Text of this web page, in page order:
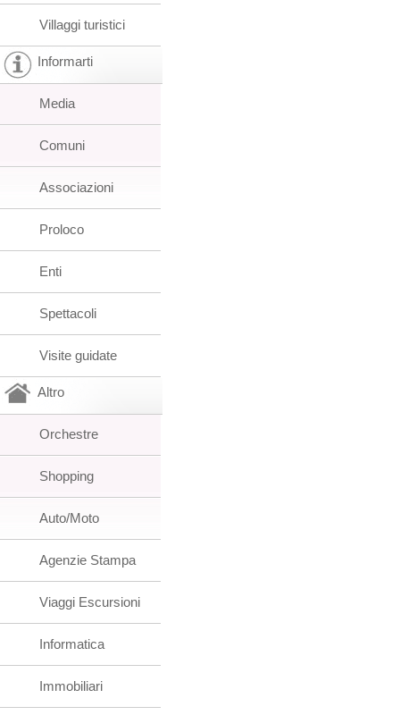
Villaggi turistici
Informarti
Media
Comuni
Associazioni
Proloco
Enti
Spettacoli
Visite guidate
Altro
Orchestre
Shopping
Auto/Moto
Agenzie Stampa
Viaggi Escursioni
Informatica
Immobiliari